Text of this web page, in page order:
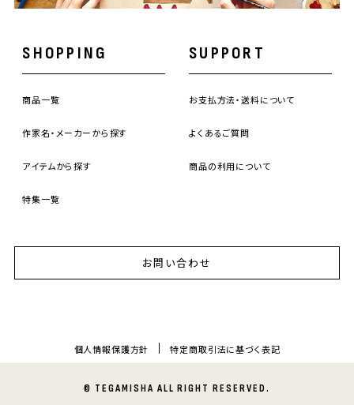
SHOPPING
商品一覧
作家名・メーカーから探す
アイテムから探す
特集一覧
SUPPORT
お支払方法・送料について
よくあるご質問
商品の利用について
お問い合わせ
個人情報保護方針 特定商取引法に基づく表記
© TEGAMISHA ALL RIGHT RESERVED.